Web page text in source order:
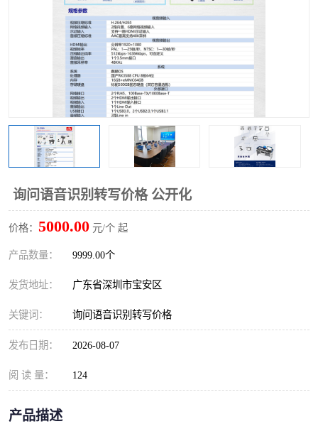
询问语音识别转写价格 公开化
价格： 5000.00 元/个 起
产品数量： 9999.00个
发货地址： 广东省深圳市宝安区
关键词： 询问语音识别转写价格
发布日期： 2026-08-07
阅 读 量： 124
产品描述